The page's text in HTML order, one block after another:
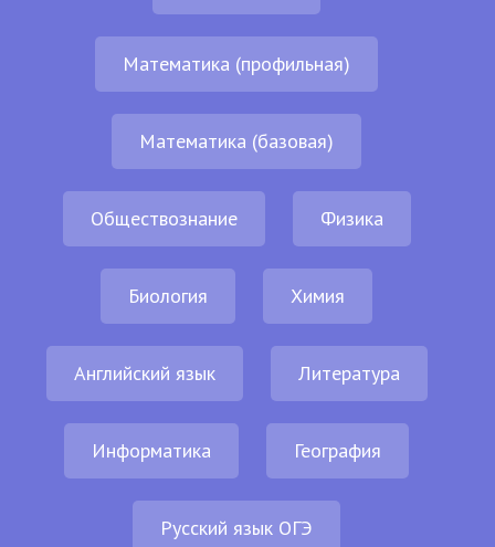
Математика (профильная)
Математика (базовая)
Обществознание Физика
Биология Химия
Английский язык Литература
Информатика География
Русский язык ОГЭ